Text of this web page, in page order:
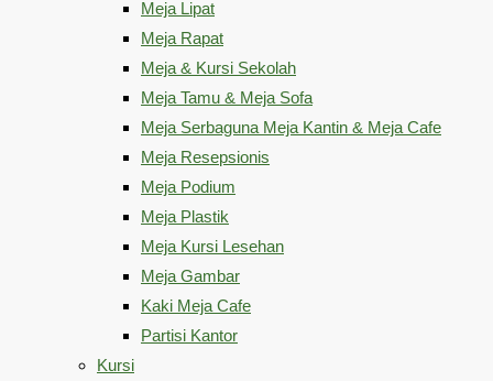
Meja Lipat
Meja Rapat
Meja & Kursi Sekolah
Meja Tamu & Meja Sofa
Meja Serbaguna Meja Kantin & Meja Cafe
Meja Resepsionis
Meja Podium
Meja Plastik
Meja Kursi Lesehan
Meja Gambar
Kaki Meja Cafe
Partisi Kantor
Kursi